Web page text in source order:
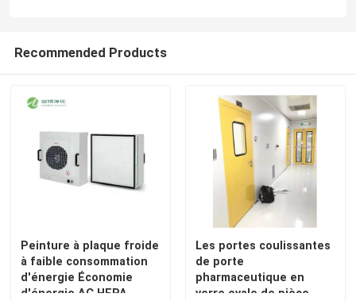
Lumière chirurgicale de LED
Théâtre d'opération de chirurgie
Bloc opératoire de l'hôpital
Recommended Products
Peinture à plaque froide
à faible consommation
d'énergie Économie
d'énergie AC HEPA
Les portes coulissantes
de porte
pharmaceutique en
verre ovale de pièce